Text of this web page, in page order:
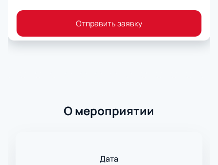
Отправить заявку
О мероприятии
Дата